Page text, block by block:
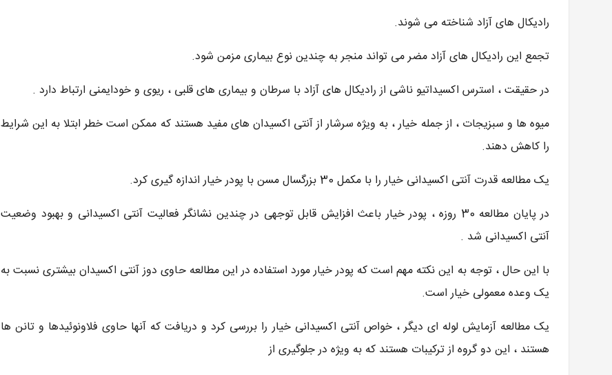
رادیکال های آزاد شناخته می شوند.
تجمع این رادیکال های آزاد مضر می تواند منجر به چندین نوع بیماری مزمن شود.
در حقیقت ، استرس اکسیداتیو ناشی از رادیکال های آزاد با سرطان و بیماری های قلبی ، ریوی و خودایمنی ارتباط دارد .
میوه ها و سبزیجات ، از جمله خیار ، به ویژه سرشار از آنتی اکسیدان های مفید هستند که ممکن است خطر ابتلا به این شرایط
را کاهش دهند.
یک مطالعه قدرت آنتی اکسیدانی خیار را با مکمل 30 بزرگسال مسن با پودر خیار اندازه گیری کرد.
در پایان مطالعه 30 روزه ، پودر خیار باعث افزایش قابل توجهی در چندین نشانگر فعالیت آنتی اکسیدانی و بهبود وضعیت
آنتی اکسیدانی شد .
با این حال ، توجه به این نکته مهم است که پودر خیار مورد استفاده در این مطالعه حاوی دوز آنتی اکسیدان بیشتری نسبت به
یک وعده معمولی خیار است.
یک مطالعه آزمایش لوله ای دیگر ، خواص آنتی اکسیدانی خیار را بررسی کرد و دریافت که آنها حاوی فلاونوئیدها و تانن ها
هستند ، این دو گروه از ترکیبات هستند که به ویژه در جلوگیری از